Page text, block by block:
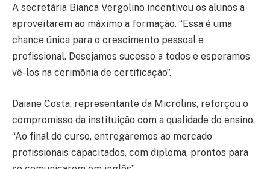
A secretária Bianca Vergolino incentivou os alunos a
aproveitarem ao máximo a formação. “Essa é uma
chance única para o crescimento pessoal e
profissional. Desejamos sucesso a todos e esperamos
vê-los na cerimônia de certificação”.
Daiane Costa, representante da Microlins, reforçou o
compromisso da instituição com a qualidade do ensino.
“Ao final do curso, entregaremos ao mercado
profissionais capacitados, com diploma, prontos para